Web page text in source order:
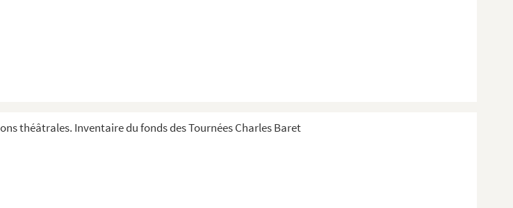
théâtrales. Inventaire du fonds des Tournées Charles Baret